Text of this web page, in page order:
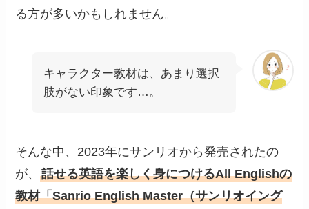
る方が多いかもしれません。
キャラクター教材は、あまり選択
肢がない印象です…。
そんな中、2023年にサンリオから発売されたの
が、話せる英語を楽しく身につけるAll Englishの
教材「Sanrio English Master（サンリオイング